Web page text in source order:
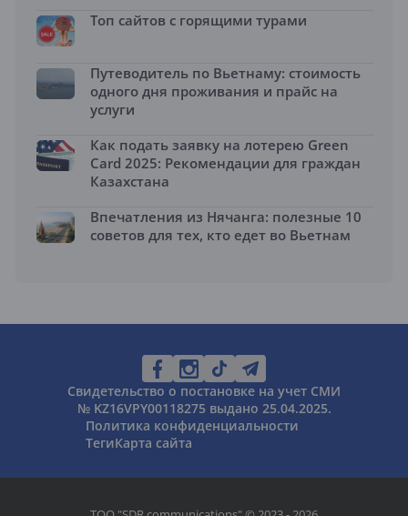
Топ сайтов с горящими турами
Путеводитель по Вьетнаму: стоимость
одного дня проживания и прайс на
услуги
Как подать заявку на лотерею Green
Card 2025: Рекомендации для граждан
Казахстана
Впечатления из Нячанга: полезные 10
советов для тех, кто едет во Вьетнам
Свидетельство о постановке на учет СМИ
№ KZ16VPY00118275 выдано 25.04.2025.
Политика конфиденциальности
ТегиКарта сайта